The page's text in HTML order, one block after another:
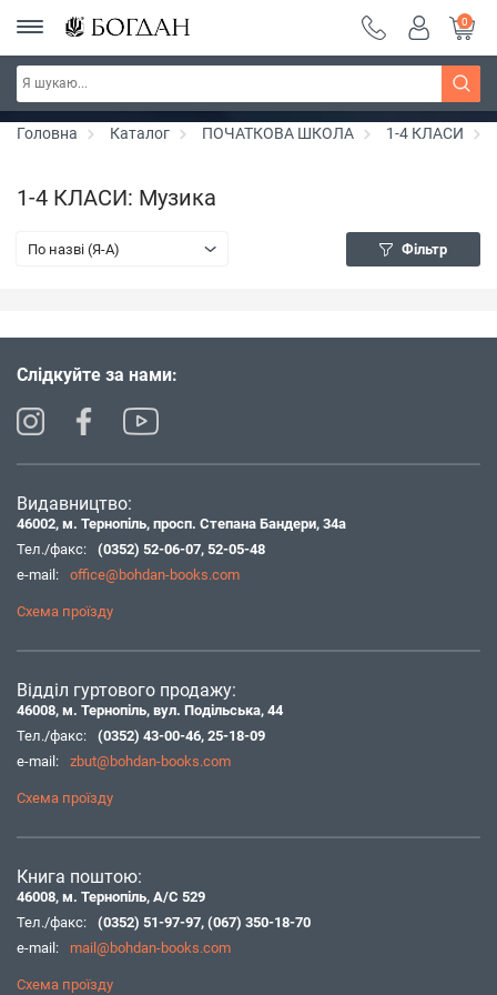
РОЗПРОДАЖ ~ 150 грн ~ 200 грн ~ 250 грн ~
300 грн ~ РОЗПРОДАЖ
Дізнатись більше
0
Головна Каталог ПОЧАТКОВА ШКОЛА 1-4 КЛАСИ
1-4 КЛАСИ: Музика
По назві (Я-А) Фільтр
Слідкуйте за нами:
Видавництво:
46002, м. Тернопіль, просп. Степана Бандери, 34а
Тел./факс:
(0352) 52-06-07, 52-05-48
e-mail:
office@bohdan-books.com
Схема проїзду
Відділ гуртового продажу:
46008, м. Тернопіль, вул. Подільська, 44
Тел./факс:
(0352) 43-00-46, 25-18-09
e-mail:
zbut@bohdan-books.com
Схема проїзду
Книга поштою:
46008, м. Тернопіль, А/С 529
Тел./факс:
(0352) 51-97-97, (067) 350-18-70
e-mail:
mail@bohdan-books.com
Схема проїзду